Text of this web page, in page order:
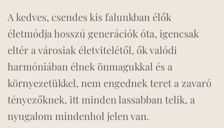
A kedves, csendes kis falunkban élők
életmódja hosszú generációk óta, igencsak
eltér a városiak életvitelétől, ők valódi
harmóniában élnek önmagukkal és a
környezetükkel, nem engednek teret a zavaró
tényezőknek, itt minden lassabban telik, a
nyugalom mindenhol jelen van.